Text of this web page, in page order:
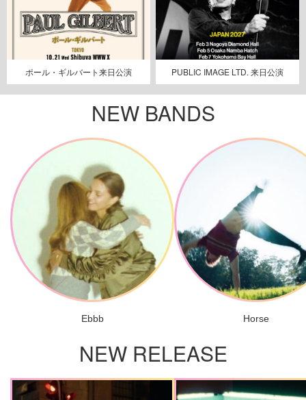
ポール・ギルバート来日公演 PUBLIC IMAGE LTD. 来日公演
NEW BANDS
Ebbb Horse
NEW RELEASE